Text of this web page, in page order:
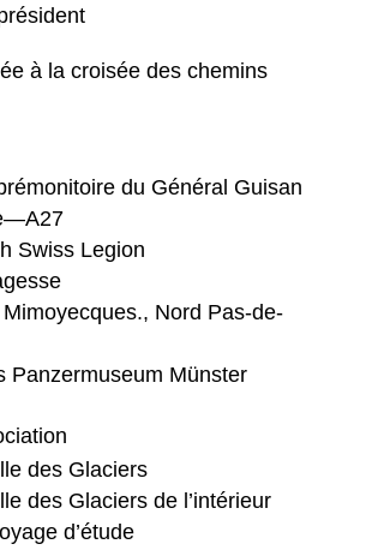
à la croisée des chemins
du Général Guisan
Swiss Legion
Nord Pas-de-
Panzermuseum Münster
des Glaciers
des Glaciers de l’intérieur
d’étude